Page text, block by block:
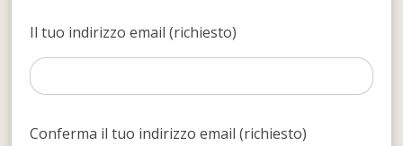
Il tuo indirizzo email (richiesto)
Conferma il tuo indirizzo email (richiesto)